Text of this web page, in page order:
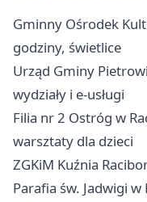
Gminny Ośrodek
godziny, świetlice
Urząd Gminy
wydziały i e-usługi
Filia nr 2 Ostróg w
warsztaty dla dzieci
ZGKiM Kuźnia
Parafia św. Jadwigi